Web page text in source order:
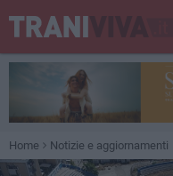
Home Notizie e aggiornamenti